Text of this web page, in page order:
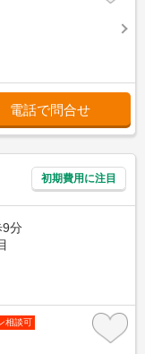
電話で問合せ
初期費用に注目
9分
相談可